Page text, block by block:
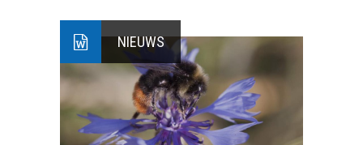
NIEUWS